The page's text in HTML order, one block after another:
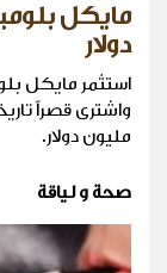
دولار
استثمر مايكل
مليون دولار.
صحة و لياقة